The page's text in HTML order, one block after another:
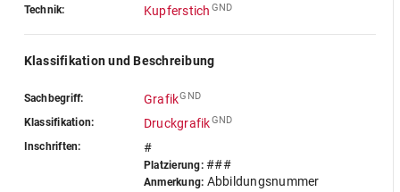
Technik: Kupferstich GND
Klassifikation und Beschreibung
Sachbegriff: GrafikGND
Klassifikation: DruckgrafikGND
Inschriften: #
Platzierung:###
Anmerkung: Abbildungsnummer